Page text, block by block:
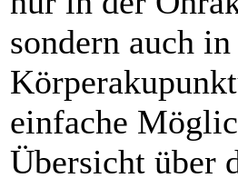
sondern auch
einfache
Übersicht über